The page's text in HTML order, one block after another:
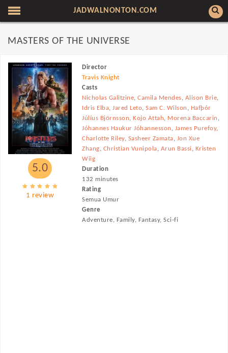
JADWALNONTON.COM
MASTERS OF THE UNIVERSE
5.0
1 review
Director
Travis Knight
Casts
Nicholas Galitzine,Camila Mendes, Alison Brie,
Idris Elba,Jared Leto,Sam C. Wilson , Hafþór
Júlíus Björnsson,Kojo Attah, Morena Baccarin ,
Jóhannes Haukur Jóhannesson , James Purefoy,
Charlotte Riley, Sasheer Zamata, Jon Xue
Zhang, Christian Vunipola, Arun Bassi, Kristen
Wiig
Duration
132 minutes
Rating
Semua Umur
Genre
Adventure, Family, Fantasy, Sci-fi